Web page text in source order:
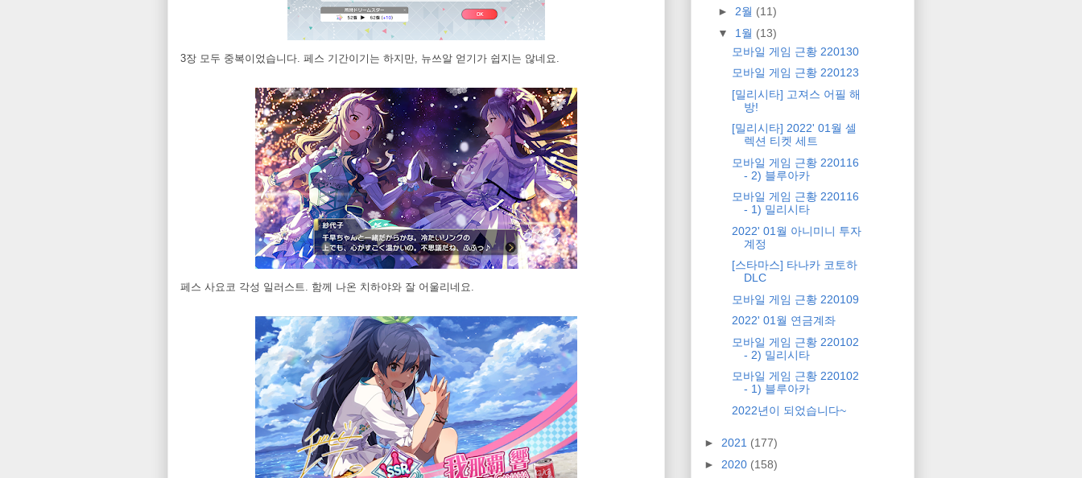
3장 모두 중복이었습니다. 페스 기간이기는 하지만, 뉴쓰알 얻기가 쉽지는 않네요.
페스 사요코 각성 일러스트. 함께 나온 치하야와 잘 어울리네요.
► 2월 (11)
▼ 1월 (13)
모바일 게임 근황 220130
모바일 게임 근황 220123
[밀리시타] 고져스 어필 해
방!
[밀리시타] 2022' 01월 셀
렉션 티켓 세트
모바일 게임 근황 220116
- 2) 블루아카
모바일 게임 근황 220116
- 1) 밀리시타
2022' 01월 아니미니 투자
계정
[스타마스] 타나카 코토하
DLC
모바일 게임 근황 220109
2022' 01월 연금계좌
모바일 게임 근황 220102
- 2) 밀리시타
모바일 게임 근황 220102
- 1) 블루아카
2022년이 되었습니다~
► 2021 (177)
► 2020 (158)